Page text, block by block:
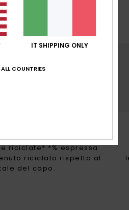
impatto ambientale
riciclate* *% espressa
riciclato rispetto al
del capo.
IT SHIPPING ONLY
COUNTRIES